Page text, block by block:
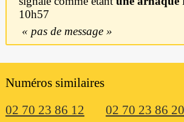
10h57
pas de message
Numéros similaires
02 70 23 86 12
02 70 23 86 20